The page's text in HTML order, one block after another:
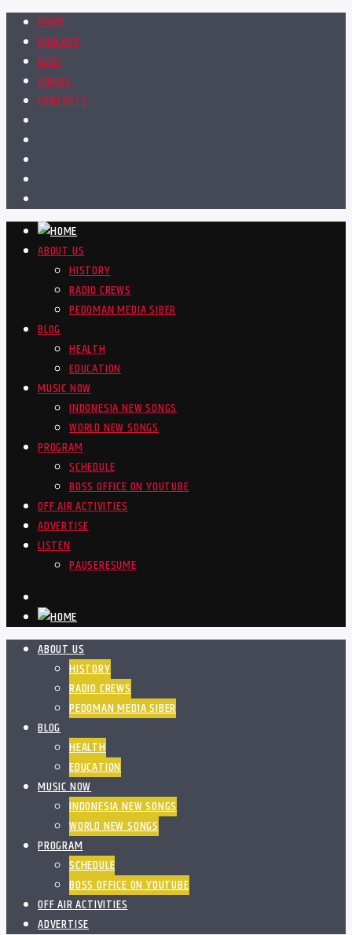
HOME
PODCAST
BLOG
VIDEOS
CONTACTS
ABOUT US
HISTORY
RADIO CREWS
PEDOMAN MEDIA SIBER
BLOG
HEALTH
EDUCATION
MUSIC NOW
INDONESIA NEW SONGS
WORLD NEW SONGS
PROGRAM
SCHEDULE
BOSS OFFICE ON YOUTUBE
OFF AIR ACTIVITIES
ADVERTISE
LISTEN
PAUSERESUME
ABOUT US
HISTORY
RADIO CREWS
PEDOMAN MEDIA SIBER
BLOG
HEALTH
EDUCATION
MUSIC NOW
INDONESIA NEW SONGS
WORLD NEW SONGS
PROGRAM
SCHEDULE
BOSS OFFICE ON YOUTUBE
OFF AIR ACTIVITIES
ADVERTISE